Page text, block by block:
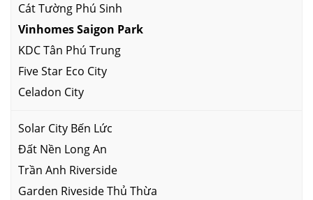
Cát Tường Phú Sinh
Vinhomes Saigon Park
KDC Tân Phú Trung
Five Star Eco City
Celadon City
Solar City Bến Lức
Đất Nền Long An
Trần Anh Riverside
Garden Riveside Thủ Thừa